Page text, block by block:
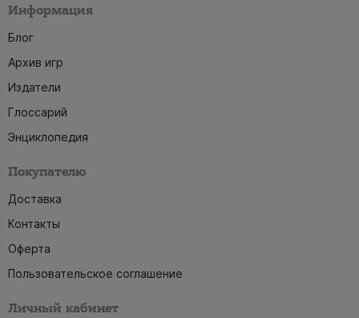
Информация
Блог
Архив игр
Издатели
Глоссарий
Энциклопедия
Покупателю
Доставка
Контакты
Оферта
Пользовательское соглашение
Личный кабинет